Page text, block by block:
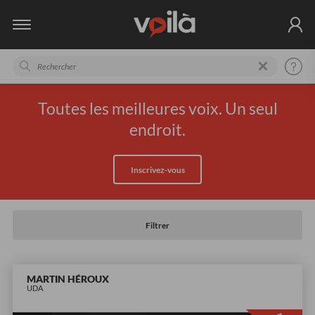
Toutes les meilleures voix. Un seul
endroit.
Inscrivez-vous
Filtrer
MARTIN HÉROUX
UDA